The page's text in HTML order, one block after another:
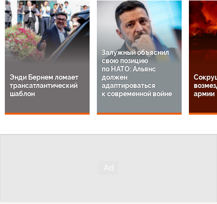
Энди Бернем ломает
трансатлантический
шаблон
Залужный объяснил
свою позицию
по НАТО: Альянс
должен
адаптироваться
к современной войне
армии